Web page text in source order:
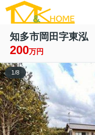
知多市岡田字東泓
200万円
1/8